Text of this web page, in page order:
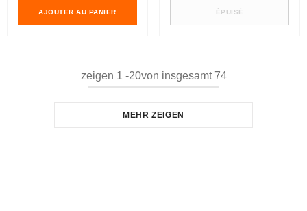
AJOUTER AU PANIER ÉPUISÉ
zeigen 1 -20von insgesamt 74
MEHR ZEIGEN